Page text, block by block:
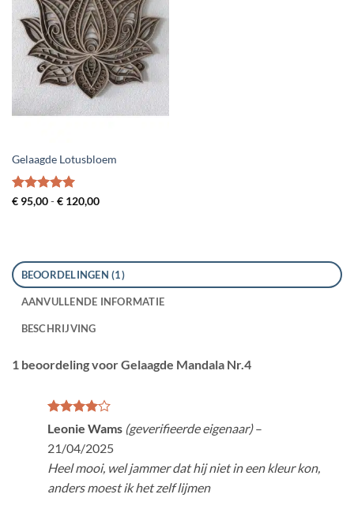
Gelaagde Lotusbloem
Gewaardeerd
€95,00 - €120,00Prijsklasse:
BEOORDELINGEN (1)
AANVULLENDE INFORMATIE
BESCHRIJVING
1 beoordeling voorGelaagde Mandala Nr.4
Gewaardeerd
4uit 5
Leonie Wams (geverifieerde eigenaar) –
21/04/2025
Heel mooi, wel jammer dat hij niet in een kleur kon,
anders moest ik het zelf lijmen